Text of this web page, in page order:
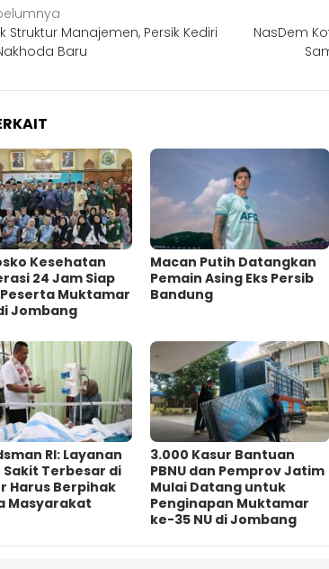
Struktur Manajemen, Persik Kediri
Baru
NasDem
Kesehatan
24 Jam Siap
Muktamar
Jombang
Macan Putih Datangkan
Pemain Asing Eks Persib
Bandung
RI: Layanan
Sakit Terbesar di
Harus Berpihak
Masyarakat
3.000 Kasur Bantuan
PBNU dan Pemprov Jatim
Mulai Datang untuk
Penginapan Muktamar
ke-35 NU di Jombang